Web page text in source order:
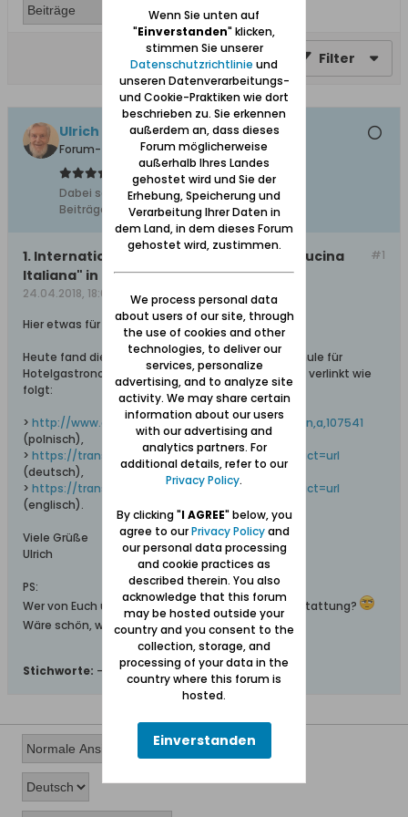
Filter
Ulrich 31
Forum-Teilnehmer
Dabei seit:
04.11.2011
Beiträge:
8612
#1
1. Internationaler Kochwettbewerb "La Cucina
Italiana" in Danzig
24.04.2018, 18:09
Hier etwas für Freunde der italienischen Küche:
Heute fand dieser Wettbewerb in der Danziger Schule für
Hotelgastronomie statt. Dazu berichtet gdansk.pl verlinkt wie
folgt:
> http://www.gdansk.pl/wiadomosci/Mamm...karon,a,107541
(polnisch),
> https://translate.google.com/transla...-text=&act=url
(deutsch),
> https://translate.google.com/transla...-text=&act=url
(englisch).
Viele Grüße
Ulrich
PS:
Wer von Euch übernimmt die gdansk.pl-Berichterstattung?
Wäre schön, wenn jemand dazu bereit wäre.
Stichworte: -
Wenn Sie unten auf
"Einverstanden" klicken,
stimmen Sie unserer
Datenschutzrichtlinie und
unseren Datenverarbeitungs-
und Cookie-Praktiken wie dort
beschrieben zu. Sie erkennen
außerdem an, dass dieses
Forum möglicherweise
außerhalb Ihres Landes
gehostet wird und Sie der
Erhebung, Speicherung und
Verarbeitung Ihrer Daten in
dem Land, in dem dieses Forum
gehostet wird, zustimmen.
We process personal data
about users of our site, through
the use of cookies and other
technologies, to deliver our
services, personalize
advertising, and to analyze site
activity. We may share certain
information about our users
with our advertising and
analytics partners. For
additional details, refer to our
Privacy Policy.
By clicking "I AGREE" below, you
agree to ourPrivacy Policyand
our personal data processing
and cookie practices as
described therein. You also
acknowledge that this forum
may be hosted outside your
country and you consent to the
collection, storage, and
processing of your data in the
country where this forum is
hosted.
Einverstanden